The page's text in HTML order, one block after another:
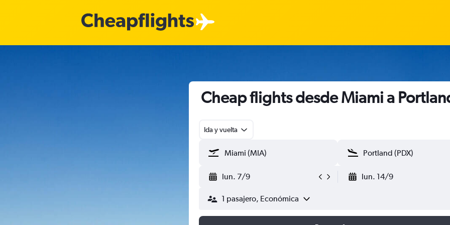
Cheap flights desde Miami a
Ida y vuelta
lun. 7/9 lun. 14/9
1 pasajero, Económica